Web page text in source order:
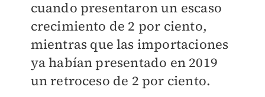
cuando presentaron un escaso
crecimiento de 2 por ciento,
mientras que las importaciones
ya habían presentado en 2019
un retroceso de 2 por ciento.